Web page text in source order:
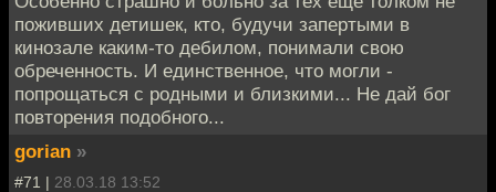
поживших детишек, кто, будучи запертыми в
кинозале каким-то дебилом, понимали свою
обреченность. И единственное, что могли -
попрощаться с родными и близкими... Не дай бог
повторения подобного...
gorian »
#71 | 28.03.18 13:52